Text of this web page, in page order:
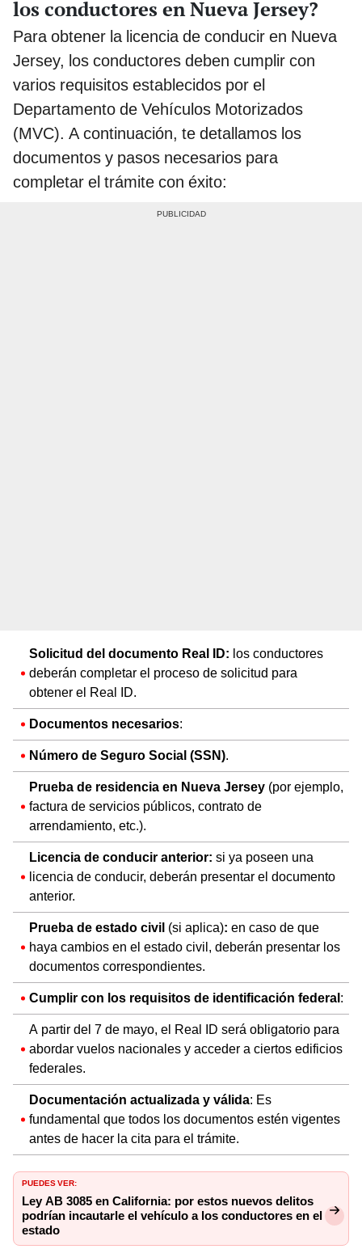
los conductores en Nueva Jersey?
Para obtener la licencia de conducir en Nueva
Jersey, los conductores deben cumplir con
varios requisitos establecidos por el
Departamento de Vehículos Motorizados
(MVC). A continuación, te detallamos los
documentos y pasos necesarios para
completar el trámite con éxito:
Solicitud del documento Real ID: los conductores
deberán completar el proceso de solicitud para
obtener el Real ID.
Documentos necesarios:
Número de Seguro Social (SSN).
Prueba de residencia en Nueva Jersey (por ejemplo,
factura de servicios públicos, contrato de
arrendamiento, etc.).
Licencia de conducir anterior: si ya poseen una
licencia de conducir, deberán presentar el documento
anterior.
Prueba de estado civil (si aplica): en caso de que
haya cambios en el estado civil, deberán presentar los
documentos correspondientes.
Cumplir con los requisitos de identificación federal:
A partir del 7 de mayo, el Real ID será obligatorio para
abordar vuelos nacionales y acceder a ciertos edificios
federales.
Documentación actualizada y válida: Es
fundamental que todos los documentos estén vigentes
antes de hacer la cita para el trámite.
PUEDES VER:
Ley AB 3085 en California: por estos nuevos delitos
podrían incautarle el vehículo a los conductores en el
estado